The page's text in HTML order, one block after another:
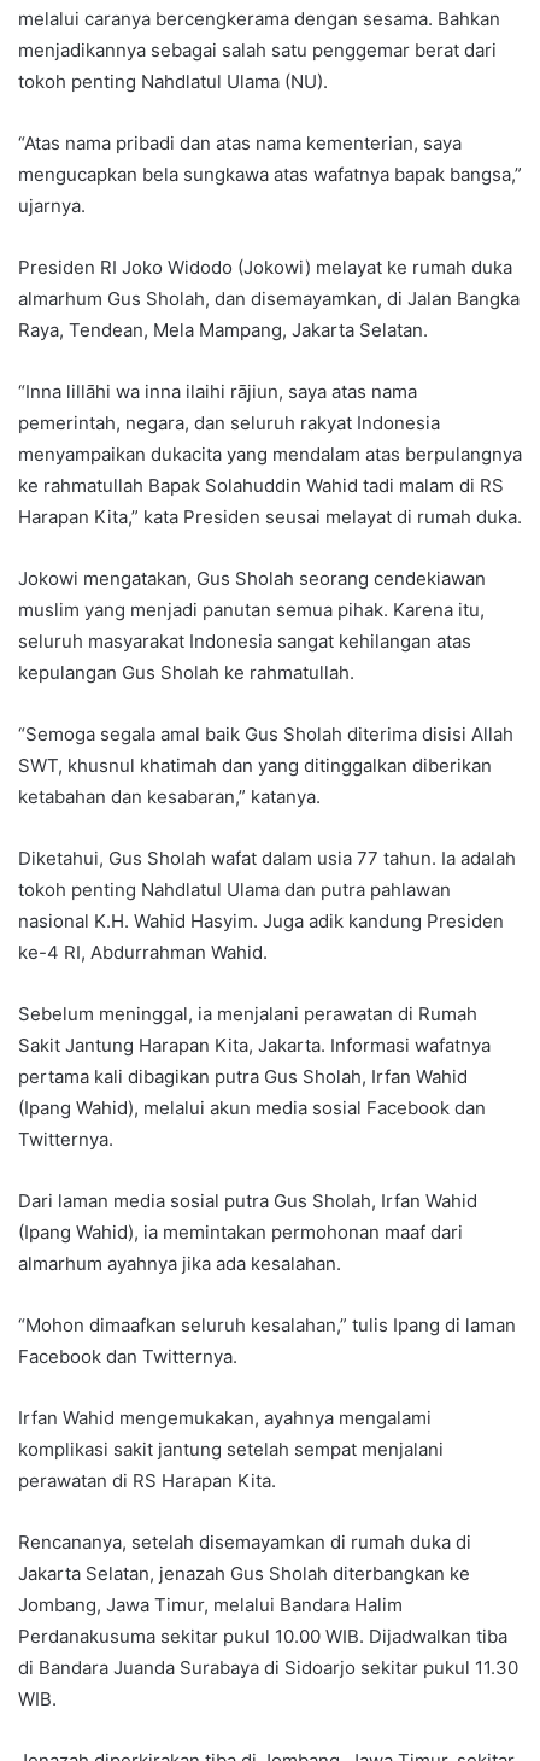
melalui caranya bercengkerama dengan sesama. Bahkan
menjadikannya sebagai salah satu penggemar berat dari
tokoh penting Nahdlatul Ulama (NU).
“Atas nama pribadi dan atas nama kementerian, saya
mengucapkan bela sungkawa atas wafatnya bapak bangsa,”
ujarnya.
Presiden RI Joko Widodo (Jokowi) melayat ke rumah duka
almarhum Gus Sholah, dan disemayamkan, di Jalan Bangka
Raya, Tendean, Mela Mampang, Jakarta Selatan.
“Inna lillāhi wa inna ilaihi rājiun, saya atas nama
pemerintah, negara, dan seluruh rakyat Indonesia
menyampaikan dukacita yang mendalam atas berpulangnya
ke rahmatullah Bapak Solahuddin Wahid tadi malam di RS
Harapan Kita,” kata Presiden seusai melayat di rumah duka.
Jokowi mengatakan, Gus Sholah seorang cendekiawan
muslim yang menjadi panutan semua pihak. Karena itu,
seluruh masyarakat Indonesia sangat kehilangan atas
kepulangan Gus Sholah ke rahmatullah.
“Semoga segala amal baik Gus Sholah diterima disisi Allah
SWT, khusnul khatimah dan yang ditinggalkan diberikan
ketabahan dan kesabaran,” katanya.
Diketahui, Gus Sholah wafat dalam usia 77 tahun. Ia adalah
tokoh penting Nahdlatul Ulama dan putra pahlawan
nasional K.H. Wahid Hasyim. Juga adik kandung Presiden
ke-4 RI, Abdurrahman Wahid.
Sebelum meninggal, ia menjalani perawatan di Rumah
Sakit Jantung Harapan Kita, Jakarta. Informasi wafatnya
pertama kali dibagikan putra Gus Sholah, Irfan Wahid
(Ipang Wahid), melalui akun media sosial Facebook dan
Twitternya.
Dari laman media sosial putra Gus Sholah, Irfan Wahid
(Ipang Wahid), ia memintakan permohonan maaf dari
almarhum ayahnya jika ada kesalahan.
“Mohon dimaafkan seluruh kesalahan,” tulis Ipang di laman
Facebook dan Twitternya.
Irfan Wahid mengemukakan, ayahnya mengalami
komplikasi sakit jantung setelah sempat menjalani
perawatan di RS Harapan Kita.
Rencananya, setelah disemayamkan di rumah duka di
Jakarta Selatan, jenazah Gus Sholah diterbangkan ke
Jombang, Jawa Timur, melalui Bandara Halim
Perdanakusuma sekitar pukul 10.00 WIB. Dijadwalkan tiba
di Bandara Juanda Surabaya di Sidoarjo sekitar pukul 11.30
WIB.